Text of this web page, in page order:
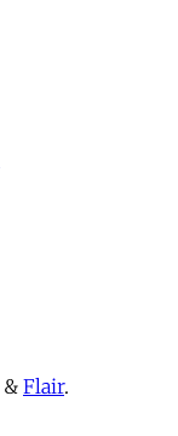
& Flair.